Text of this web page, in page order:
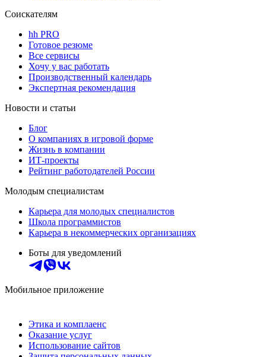
Соискателям
hh PRO
Готовое резюме
Все сервисы
Хочу у вас работать
Производственный календарь
Экспертная рекомендация
Новости и статьи
Блог
О компаниях в игровой форме
Жизнь в компании
ИТ-проекты
Рейтинг работодателей России
Молодым специалистам
Карьера для молодых специалистов
Школа программистов
Карьера в некоммерческих организациях
Боты для уведомлений
Мобильное приложение
Этика и комплаенс
Оказание услуг
Использование сайтов